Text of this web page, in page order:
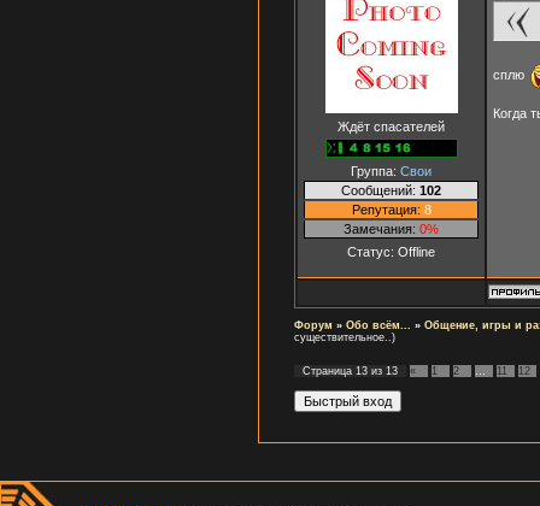
Ждёт спасателей
Группа: Свои
Сообщений: 102
Репутация: 8
Замечания: 0%
Статус: Offline
сплю
Когда
Форум » Обо всём... » Общение, игры и
существительное..)
Страница 13 из 13 « 1 2 11 12